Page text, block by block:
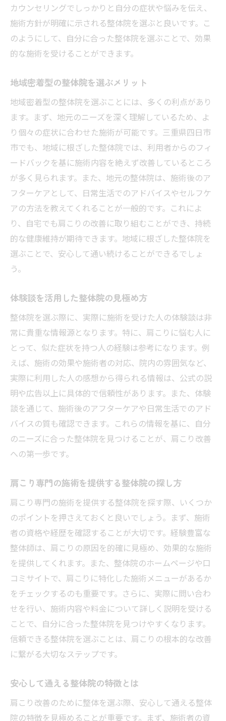
整体で明らかになる肩こりの根本原因
整体で肩こりを根本から解消四日市市の施術選
びが鍵
肩こり解消に効く整体施術の種類
痛みを取るだけではない根本改善の施術
整体師の選び方が肩こり改善の鍵を握る
整体で期待できる肩こり解消の効果
施術後の体感を考慮した整体院選び
肩こり改善に役立つ整体の施術方法とその効果
整体で受けられる肩こり改善メソッド
痛みを和らげる整体の施術プロセス
整体での施術がもたらす健康効果
肩こり改善に効果的な整体テクニック
整体による肩こり解消の成功事例
を活用
口コミサイトを活用した整体院の選び方
信頼できる整体院を見極める評価ポイント
実際の利用者の声から選ぶ整体院
四日市市の口コミランキングから選ぶ整体
院
口コミの信頼性を確かめる方法
整体院のレビューが肩こり改善に役立つ理
由
整体施術前後のケアで肩こりをさらに軽減する
方法
施術前に心がける肩こり軽減のポイント
自宅でできる肩こり予防のセルフケア
整体施術後の注意点とその効果
肩こりに効くストレッチの取り入れ方
整体施術後のアフターケアが健康に及ぼす
影響
整体に通いやすい四日市市のおすすめ時間帯と
施設
通いやすい時間帯に営業する整体院の選び
方
四日市市の営業時間が豊富な整体院
夜間営業の整体院を利用するメリット
施設環境が肩こり改善に与える影響
カウンセリングでしっかりと自分の症状や悩みを伝え、
施術方針が明確に示される整体院を選ぶと良いです。こ
のようにして、自分に合った整体院を選ぶことで、効果
的な施術を受けることができます。
地域密着型の整体院を選ぶメリット
地域密着型の整体院を選ぶことには、多くの利点があり
ます。まず、地元のニーズを深く理解しているため、よ
り個々の症状に合わせた施術が可能です。三重県四日市
市でも、地域に根ざした整体院では、利用者からのフィ
ードバックを基に施術内容を絶えず改善しているところ
が多く見られます。また、地元の整体院は、施術後のア
フターケアとして、日常生活でのアドバイスやセルフケ
アの方法を教えてくれることが一般的です。これによ
り、自宅でも肩こりの改善に取り組むことができ、持続
的な健康維持が期待できます。地域に根ざした整体院を
選ぶことで、安心して通い続けることができるでしょ
う。
体験談を活用した整体院の見極め方
整体院を選ぶ際に、実際に施術を受けた人の体験談は非
常に貴重な情報源となります。特に、肩こりに悩む人に
とって、似た症状を持つ人の経験は参考になります。例
えば、施術の効果や施術者の対応、院内の雰囲気など、
実際に利用した人の感想から得られる情報は、公式の説
明や広告以上に具体的で信頼性があります。また、体験
談を通じて、施術後のアフターケアや日常生活でのアド
バイスの質も確認できます。これらの情報を基に、自分
のニーズに合った整体院を見つけることが、肩こり改善
への第一歩です。
肩こり専門の施術を提供する整体院の探し方
肩こり専門の施術を提供する整体院を探す際、いくつか
のポイントを押さえておくと良いでしょう。まず、施術
者の資格や経歴を確認することが大切です。経験豊富な
整体師は、肩こりの原因を的確に見極め、効果的な施術
を提供してくれます。また、整体院のホームページや口
コミサイトで、肩こりに特化した施術メニューがあるか
をチェックするのも重要です。さらに、実際に問い合わ
せを行い、施術内容や料金について詳しく説明を受ける
ことで、自分に合った整体院を見つけやすくなります。
信頼できる整体院を選ぶことは、肩こりの根本的な改善
に繋がる大切なステップです。
安心して通える整体院の特徴とは
肩こり改善のために整体を選ぶ際、安心して通える整体
院の特徴を見極めることが重要です。まず、施術者の資